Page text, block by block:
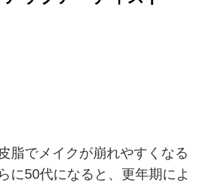
脂でメイクが崩れやすくなる
に50代になると、更年期によ